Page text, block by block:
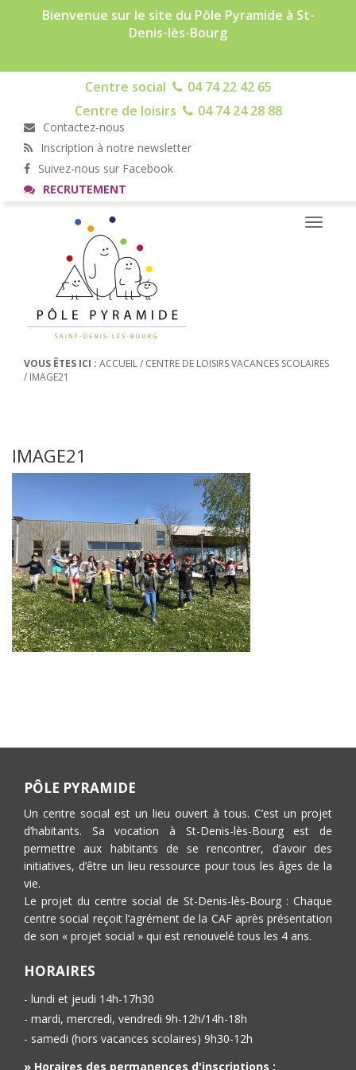
Bienvenue sur le site du Pôle Pyramide à St-
Denis-lès-Bourg
Centre social
04 74 22 42 65
Centre de loisirs
04 74 24 28 88
Contactez-nous
Inscription à notre newsletter
Suivez-nous sur Facebook
RECRUTEMENT
Toggle
VOUS ÊTES ICI : ACCUEIL/ CENTRE DE LOISIRS VACANCES SCOLAIRES
/ IMAGE21
IMAGE21
PÔLE PYRAMIDE
Un centre social est un lieu ouvert à tous. C’est un projet
d’habitants. Sa vocation à St-Denis-lès-Bourg est de
permettre aux habitants de se rencontrer, d’avoir des
initiatives, d’être un lieu ressource pour tous les âges de la
vie.
Le projet du centre social de St-Denis-lès-Bourg : Chaque
centre social reçoit l’agrément de la CAF après présentation
de son « projet social » qui est renouvelé tous les 4 ans.
HORAIRES
- lundi et jeudi 14h-17h30
- mardi, mercredi, vendredi 9h-12h/14h-18h
- samedi (hors vacances scolaires) 9h30-12h
» Horaires des permanences d'inscriptions :